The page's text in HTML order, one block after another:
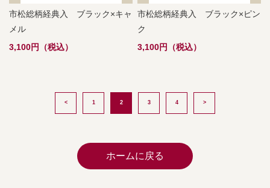
市松総柄経典入 ブラック×キャ
メル
3,100円（税込）
市松総柄経典入 ブラック×ピン
ク
3,100円（税込）
< 1 2 3 4 >
ホームに戻る